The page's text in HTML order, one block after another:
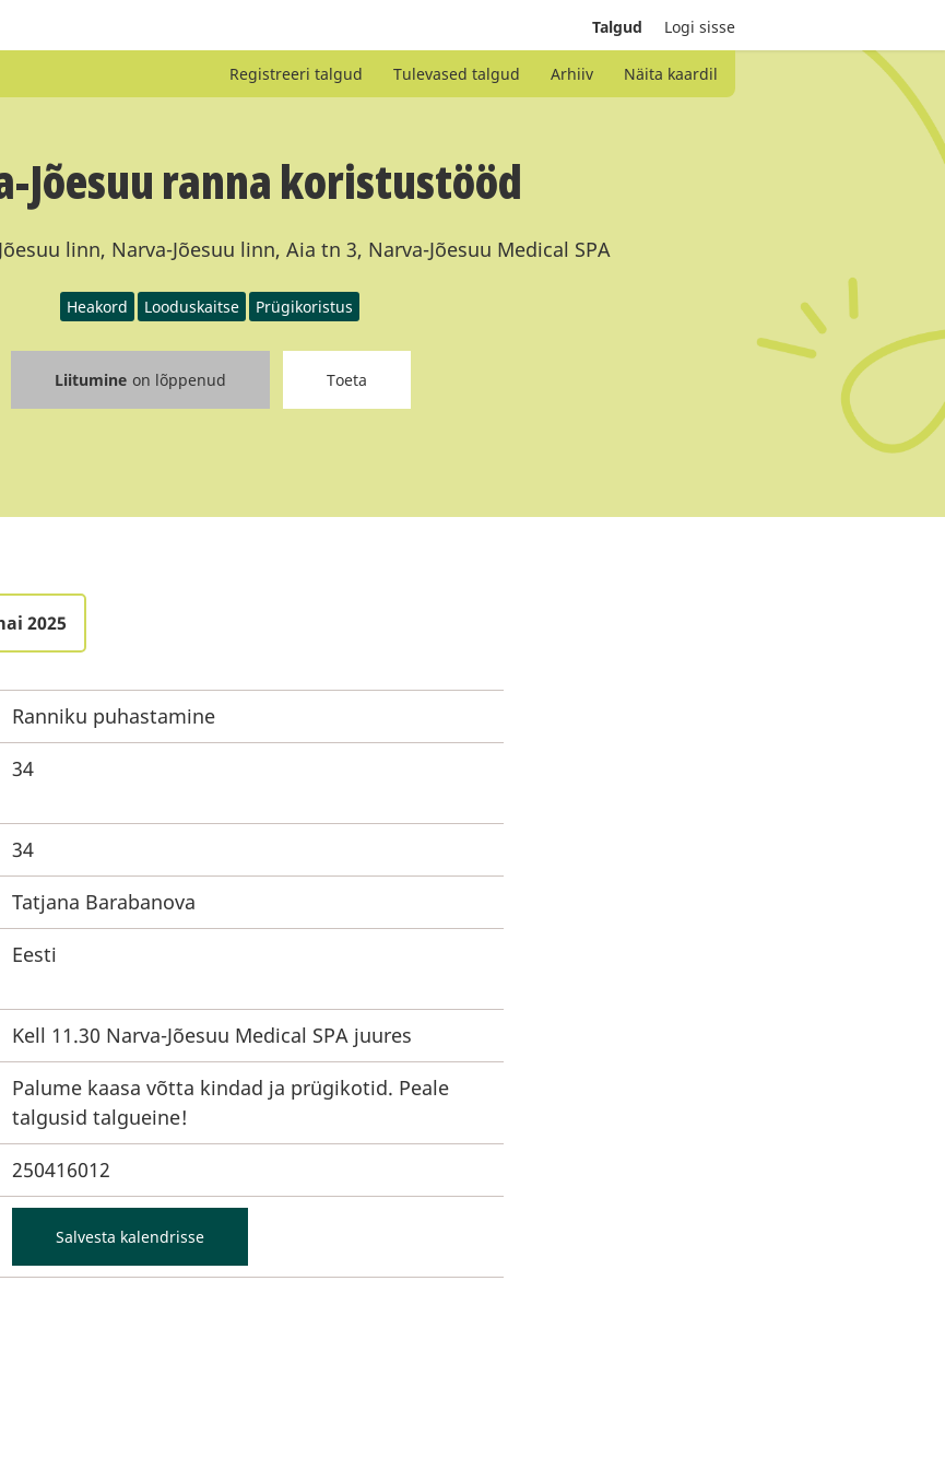
Talgud Logi sisse
Registreeri talgud Tulevased talgud Arhiiv Näita kaardil
Jõesuu ranna koristustööd
linn, Narva-Jõesuu linn, Aia tn 3, Narva-Jõesuu Medical SPA
Heakord Looduskaitse Prügikoristus
Liitumine on lõppenud Toeta
2025
Ranniku puhastamine
34
34
Tatjana Barabanova
Eesti
Kell 11.30 Narva-Jõesuu Medical SPA juures
Palume kaasa võtta kindad ja prügikotid. Peale
talgusid talgueine!
250416012
Salvesta kalendrisse